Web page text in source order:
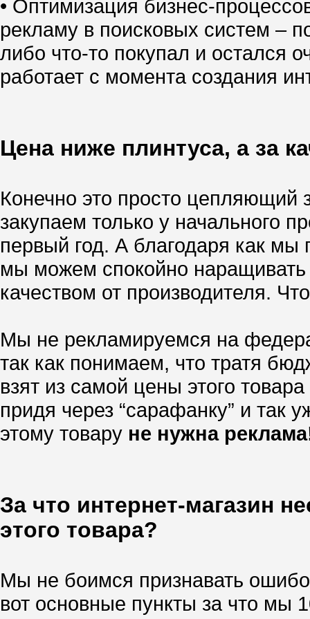
• Оптимизация бизнес-
рекламу в поисковых систем –
либо что-то покупал и остался
работает с момента создания
Цена ниже плинтуса, а за
Конечно это просто цепляющий
закупаем только у начального
первый год. А благодаря как
мы можем спокойно наращивать
качеством от производителя.
Мы не рекламируемся на
так как понимаем, что тратя
взят из самой цены этого
придя через “сарафанку” и так
этому товару не нужна
За что интернет-магазин
этого товара?
Мы не боимся признавать
вот основные пункты за что мы